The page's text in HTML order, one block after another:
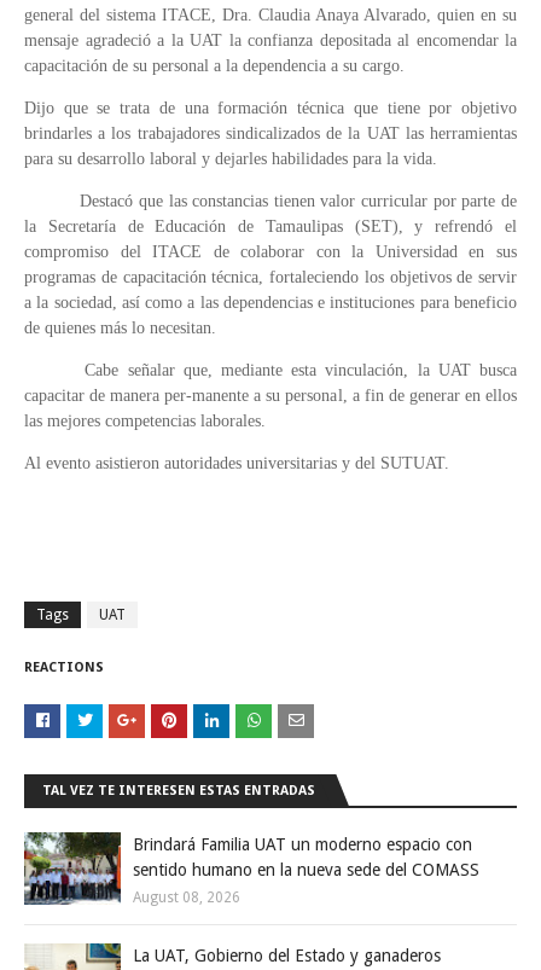
general del sistema ITACE, Dra. Claudia Anaya Alvarado, quien en su
mensaje agradeció a la UAT la confianza depositada al encomendar la
capacitación de su personal a la dependencia a su cargo.
Dijo que se trata de una formación técnica que tiene por objetivo
brindarles a los trabajadores sindicalizados de la UAT las herramientas
para su desarrollo laboral y dejarles habilidades para la vida.
Destacó que las constancias tienen valor curricular por parte de
la Secretaría de Educación de Tamaulipas (SET), y refrendó el
compromiso del ITACE de colaborar con la Universidad en sus
programas de capacitación técnica, fortaleciendo los objetivos de servir
a la sociedad, así como a las dependencias e instituciones para beneficio
de quienes más lo necesitan.
Cabe señalar que, mediante esta vinculación, la UAT busca
capacitar de manera per-manente a su personal, a fin de generar en ellos
las mejores competencias laborales.
Al evento asistieron autoridades universitarias y del SUTUAT.
Tags UAT
REACTIONS
TAL VEZ TE INTERESEN ESTAS ENTRADAS
Brindará Familia UAT un moderno espacio con
sentido humano en la nueva sede del COMASS
August 08, 2026
La UAT, Gobierno del Estado y ganaderos